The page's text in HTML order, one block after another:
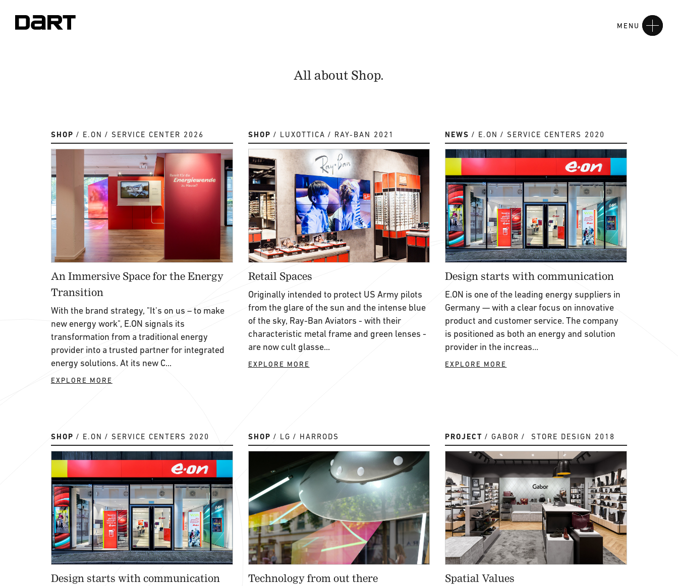
MENU
All about Shop.
SHOP E.ON SERVICE CENTER 2026
An Immersive Space for the Energy
Transition
With the brand strategy, "It's on us – to make
new energy work", E.ON signals its
transformation from a traditional energy
provider into a trusted partner for integrated
energy solutions. At its new C...
EXPLORE MORE
SHOP LUXOTTICA RAY-BAN 2021
Retail Spaces
Originally intended to protect US Army pilots
from the glare of the sun and the intense blue
of the sky, Ray-Ban Aviators - with their
characteristic metal frame and green lenses -
are now cult glasse...
EXPLORE MORE
NEWS E.ON SERVICE CENTERS 2020
Design starts with communication
E.ON is one of the leading energy suppliers in
Germany — with a clear focus on innovative
product and customer service. The company
is positioned as both an energy and solution
provider in the increas...
EXPLORE MORE
SHOP E.ON SERVICE CENTERS 2020
Design starts with communication
SHOP LG HARRODS
Technology from out there
PROJECT GABOR STORE DESIGN 2018
Spatial Values